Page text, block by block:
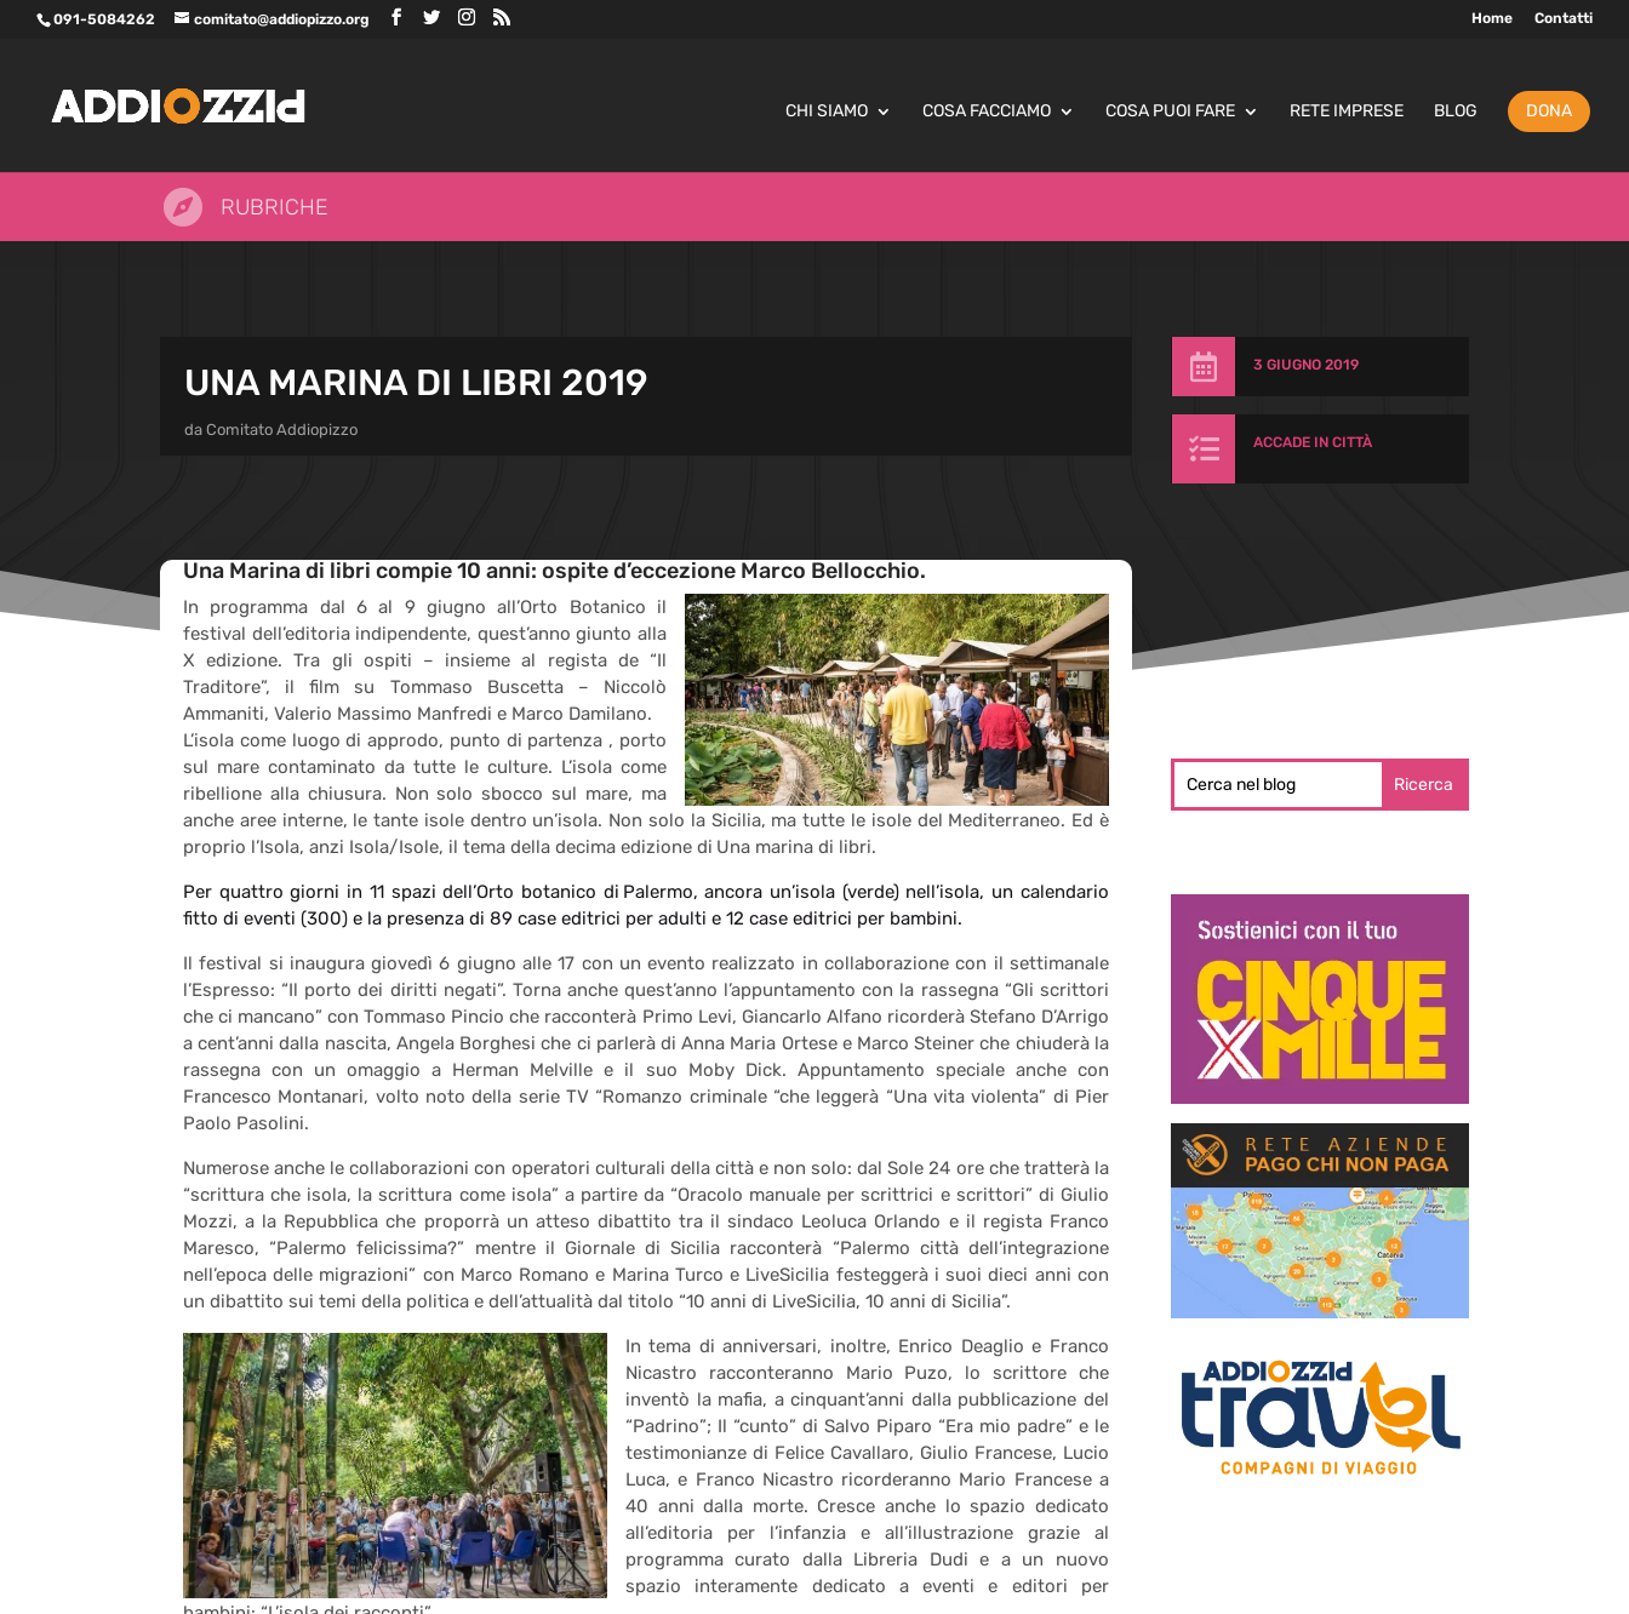
091-5084262 comitato@addiopizzo.org Home Contatti
CHI SIAMO COSA FACCIAMO COSA PUOI FARE RETE IMPRESE BLOG DONA
 RUBRICHE
UNA MARINA DI LIBRI 2019
da Comitato Addiopizzo
 3 GIUGNO 2019
 ACCADE IN CITTÀ
Una Marina di libri compie 10 anni: ospite d’eccezione Marco Bellocchio.
In programma dal 6 al 9 giugno all’Orto Botanico il
festival dell’editoria indipendente, quest’anno giunto alla
X edizione. Tra gli ospiti – insieme al regista de “Il
Traditore”, il film su Tommaso Buscetta – Niccolò
Ammaniti, Valerio Massimo Manfredi e Marco Damilano.
L’isola come luogo di approdo, punto di partenza , porto
sul mare contaminato da tutte le culture. L’isola come
ribellione alla chiusura. Non solo sbocco sul mare, ma
anche aree interne, le tante isole dentro un’isola. Non solo la Sicilia, ma tutte le isole del Mediterraneo. Ed è
proprio l’Isola, anzi Isola/Isole, il tema della decima edizione di Una marina di libri.
Per quattro giorni in 11 spazi dell’Orto botanico di Palermo, ancora un’isola (verde) nell’isola, un calendario
fitto di eventi (300) e la presenza di 89 case editrici per adulti e 12 case editrici per bambini.
Il festival si inaugura giovedì 6 giugno alle 17 con un evento realizzato in collaborazione con il settimanale
l’Espresso: “Il porto dei diritti negati”. Torna anche quest’anno l’appuntamento con la rassegna “Gli scrittori
che ci mancano” con Tommaso Pincio che racconterà Primo Levi, Giancarlo Alfano ricorderà Stefano D’Arrigo
a cent’anni dalla nascita, Angela Borghesi che ci parlerà di Anna Maria Ortese e Marco Steiner che chiuderà la
rassegna con un omaggio a Herman Melville e il suo Moby Dick. Appuntamento speciale anche con
Francesco Montanari, volto noto della serie TV “Romanzo criminale “che leggerà “Una vita violenta” di Pier
Paolo Pasolini.
Numerose anche le collaborazioni con operatori culturali della città e non solo: dal Sole 24 ore che tratterà la
“scrittura che isola, la scrittura come isola” a partire da “Oracolo manuale per scrittrici e scrittori” di Giulio
Mozzi, a la Repubblica che proporrà un atteso dibattito tra il sindaco Leoluca Orlando e il regista Franco
Maresco, “Palermo felicissima?” mentre il Giornale di Sicilia racconterà “Palermo città dell’integrazione
nell’epoca delle migrazioni” con Marco Romano e Marina Turco e LiveSicilia festeggerà i suoi dieci anni con
un dibattito sui temi della politica e dell’attualità dal titolo “10 anni di LiveSicilia, 10 anni di Sicilia”.
In tema di anniversari, inoltre, Enrico Deaglio e Franco
Nicastro racconteranno Mario Puzo, lo scrittore che
inventò la mafia, a cinquant’anni dalla pubblicazione del
“Padrino”; Il “cunto” di Salvo Piparo “Era mio padre” e le
testimonianze di Felice Cavallaro, Giulio Francese, Lucio
Luca, e Franco Nicastro ricorderanno Mario Francese a
40 anni dalla morte. Cresce anche lo spazio dedicato
all’editoria per l’infanzia e all’illustrazione grazie al
programma curato dalla Libreria Dudi e a un nuovo
spazio interamente dedicato a eventi e editori per